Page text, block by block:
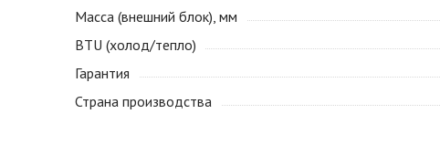
Масса (внешний блок), мм
BTU (холод/тепло)
Гарантия
Страна производства